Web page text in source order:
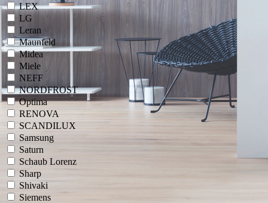
LEX
LG
Leran
Maunfeld
Midea
Miele
NEFF
NORDFROST
Optima
RENOVA
SCANDILUX
Samsung
Saturn
Schaub Lorenz
Sharp
Shivaki
Siemens